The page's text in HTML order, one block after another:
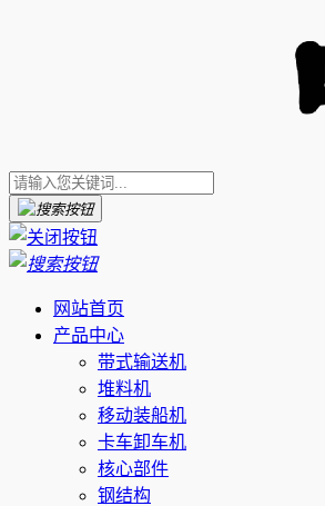
网站首页
产品中心
带式输送机
堆料机
移动装船机
卡车卸车机
核心部件
钢结构